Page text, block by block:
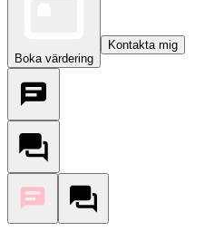
Boka värdering
Kontakta mig